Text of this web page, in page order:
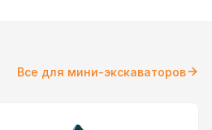
Все для мини-экскаваторов